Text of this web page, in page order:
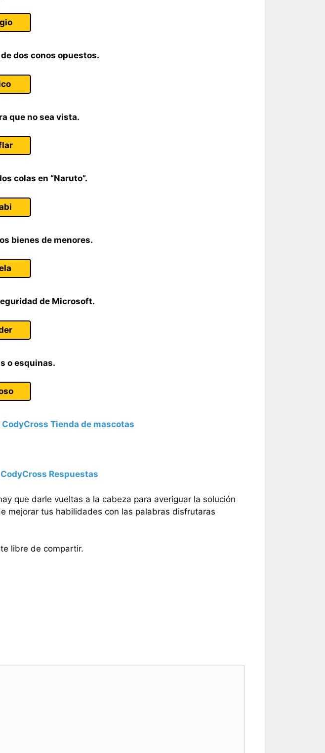
dos conos opuestos.
que no sea vista.
colas en “Naruto”.
bienes de menores.
de Microsoft.
o esquinas.
Tienda de mascotas
CodyCross Respuestas
que darle vueltas a la cabeza para averiguar la solución
mejorar tus habilidades con las palabras disfrutaras
libre de compartir.